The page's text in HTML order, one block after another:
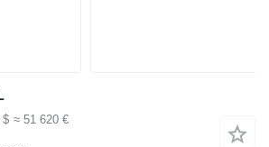
$ ≈ 51 620 €